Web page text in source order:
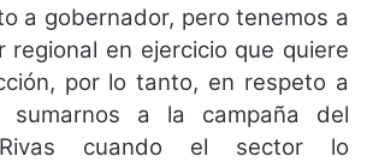
a gobernador, pero tenemos a
regional en ejercicio que quiere
por lo tanto, en respeto a
sumarnos a la campaña del
Rivas cuando el sector lo